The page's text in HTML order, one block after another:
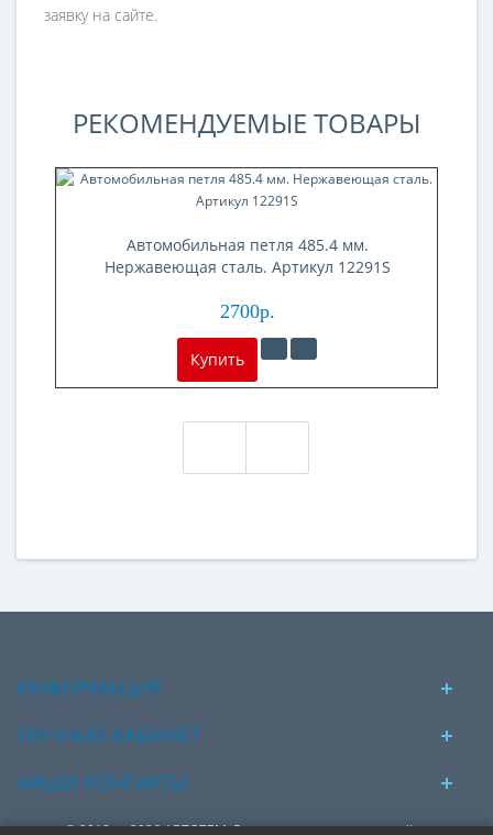
заявку на сайте.
РЕКОМЕНДУЕМЫЕ ТОВАРЫ
Автомобильная петля 485.4 мм.
Нержавеющая сталь. Артикул 12291S
2700р.
Купить
ИНФОРМАЦИЯ
ЛИЧНЫЙ КАБИНЕТ
НАШИ КОНТАКТЫ
© 2018 — 2026 АВТОТЕМ. Вся представленная на сайте